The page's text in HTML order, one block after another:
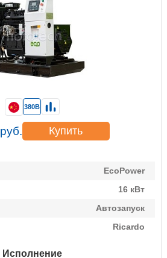
EcoPower
16 кВт
Автозапуск
Ricardo
Исполнение
380В
руб. Купить